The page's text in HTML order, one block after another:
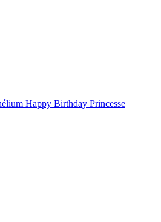
Happy Birthday Princesse